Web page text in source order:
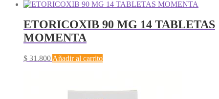
ETORICOXIB 90 MG 14 TABLETAS
MOMENTA
$ 31.800 Añadir al carrito